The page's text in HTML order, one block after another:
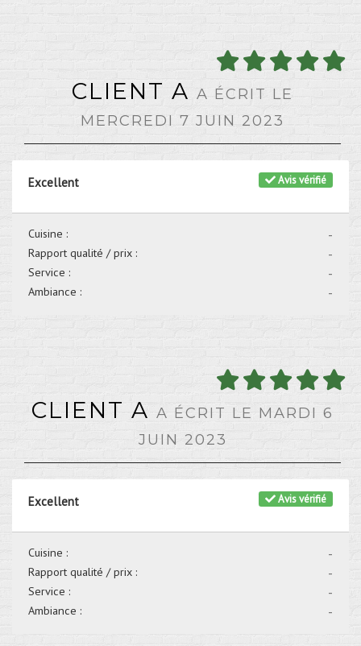
CLIENT A A ÉCRIT LE
MERCREDI 7 JUIN 2023
Avis vérifié
Excellent
-
Cuisine :
-
Rapport qualité / prix :
-
Service :
-
Ambiance :
CLIENT A A ÉCRIT LE MARDI 6
JUIN 2023
Avis vérifié
Excellent
-
Cuisine :
-
Rapport qualité / prix :
-
Service :
-
Ambiance :